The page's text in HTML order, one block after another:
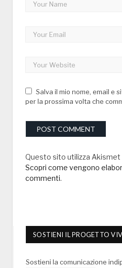
Salva il mio nome, email e
per la prossima volta che
Questo sito utilizza Akismet
Scopri come vengono
commenti.
SOSTIENI IL PROGETTO
Sostieni la comunicazione